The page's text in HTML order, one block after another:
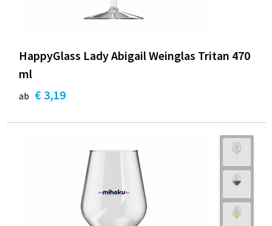
HappyGlass Lady Abigail Weinglas Tritan 470
ml
ab € 3,19